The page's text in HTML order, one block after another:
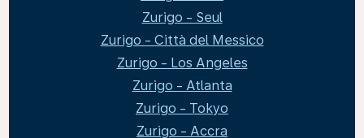
Zurigo - Seul
Zurigo - Città del Messico
Zurigo - Los Angeles
Zurigo - Atlanta
Zurigo - Tokyo
Zurigo - Accra